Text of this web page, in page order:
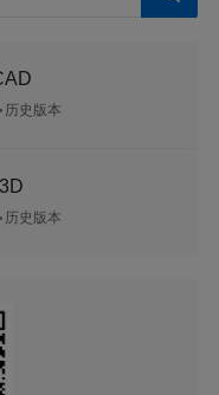
历史版本
历史版本